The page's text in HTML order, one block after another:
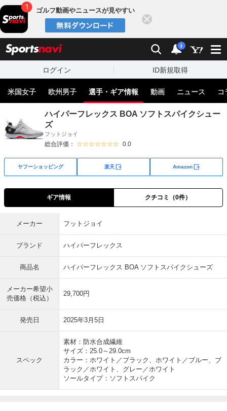
ゴルフ動画やニュースが見やすい
検索 通知
i
ログイン ID新規取得
米国女子 欧州男子 選手・ギア情報 動画 ニュース コ
ハイパーフレックス BOA ソフトスパイクシュー
ズ
フットジョイ
総合評価： ☆☆☆☆☆☆☆ 0.0
ヤフーショッピング 楽天 Amazon
ギア情報 クチコミ（0件）
メーカー フットジョイ
ブランド ハイパーフレックス
商品名 ハイパーフレックス BOA ソフトスパイクシューズ
メーカー希望小
売価格（税込）
29,700円
発売日 2025年3月5日
スペック
素材：防水合成繊維
サイズ：25.0～29.0cm
カラー：ホワイト／ブラック、ホワイト／ブルー、ブ
ラック／ホワイト、グレー／ホワイト
ソールタイプ：ソフトスパイク